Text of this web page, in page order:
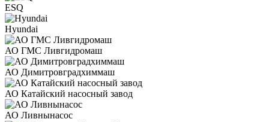
ESQ
Hyundai
АО ГМС Ливгидромаш
АО Димитровградхиммаш
АО Катайский насосный завод
АО Ливнынасос